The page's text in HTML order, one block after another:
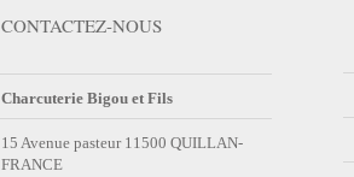
CONTACTEZ-NOUS
Charcuterie Bigou et Fils
15 Avenue pasteur 11500 QUILLAN-
FRANCE